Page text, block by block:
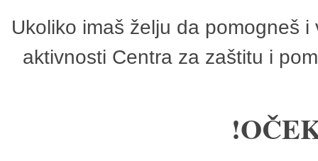
Ukoliko imaš želju da pomogneš
aktivnosti Centra za zaštitu i